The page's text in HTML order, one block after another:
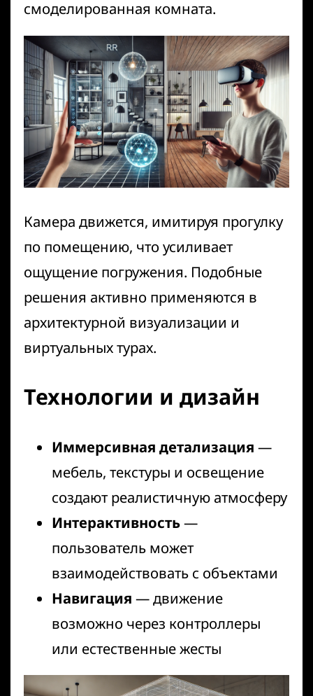
смоделированная комната.
Камера движется, имитируя прогулку
по помещению, что усиливает
ощущение погружения. Подобные
решения активно применяются в
архитектурной визуализации и
виртуальных турах.
Технологии и дизайн
Иммерсивная детализация —
мебель, текстуры и освещение
создают реалистичную атмосферу
Интерактивность—
пользователь может
взаимодействовать с объектами
Навигация — движение
возможно через контроллеры
или естественные жесты